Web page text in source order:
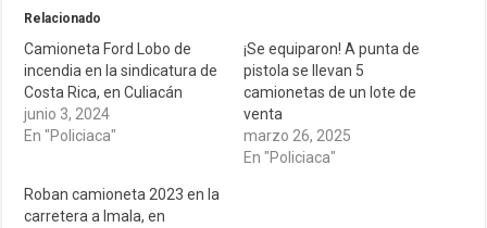
Relacionado
Camioneta Ford Lobo de
incendia en la sindicatura de
Costa Rica, en Culiacán
junio 3, 2024
En "Policiaca"
¡Se equiparon! A punta de
pistola se llevan 5
camionetas de un lote de
venta
marzo 26, 2025
En "Policiaca"
Roban camioneta 2023 en la
carretera a Imala, en